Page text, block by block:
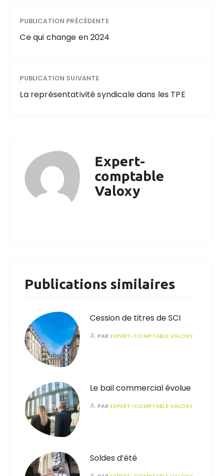
PUBLICATION PRÉCÉDENTE
Ce qui change en 2024
PUBLICATION SUIVANTE
La représentativité syndicale dans les TPE
Expert-
comptable
Valoxy
Publications similaires
Cession de titres de SCI
PAREXPERT-COMPTABLE VALOXY
Le bail commercial évolue
PAREXPERT-COMPTABLE VALOXY
Soldes d’été